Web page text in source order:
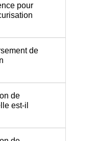
pour
de
de
est-il